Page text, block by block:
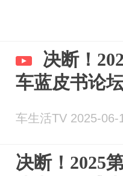
决断！
车蓝皮书论
车生活TV 2025-06-
决断！2025